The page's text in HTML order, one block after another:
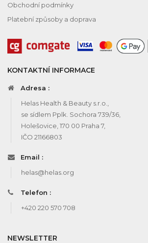
Obchodní podmínky
Platební způsoby a doprava
KONTAKTNÍ INFORMACE
Adresa :
Helas Health & Beauty s.r.o.,
se sídlem Pplk. Sochora 739/36,
Holešovice, 170 00 Praha 7,
IČO 21166803
Email :
helas@helas.org
Telefon :
+420 220 570 708
NEWSLETTER